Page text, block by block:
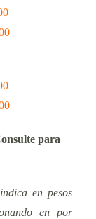
para
en pesos
en por